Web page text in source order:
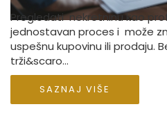
Pregledati nekretninu kao
jednostavan proces i može
uspešnu kupovinu ili prodaju.
trži&scaro...
SAZNAJ VIŠE